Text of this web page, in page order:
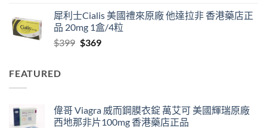
$799
through
犀利士Cialis 美國禮來原廠 他達拉非 香港藥店正
品 20mg 1盒/4粒
$399 Original
$369Current
FEATURED
偉哥 Viagra 威而鋼膜衣錠 萬艾可 美國輝瑞原廠
西地那非片100mg 香港藥店正品